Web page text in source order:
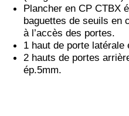
Plancher en CP CTBX
baguettes de seuils en
à l’accès des portes.
1 haut de porte latérale
2 hauts de portes
ép.5mm.